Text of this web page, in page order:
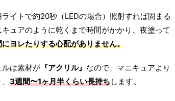
イトで約20秒（LEDの場合）照射すれば固まる
ュアのように乾くまで時間がかかり、夜塗って
ヨレたりする心配がありません。
ルは素材が『アクリル』 なので、マニキュアより
3週間〜1ヶ月半くらい長持ちします。